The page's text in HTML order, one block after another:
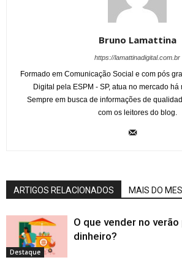
Bruno Lamattina
https://lamattinadigital.com.br
Formado em Comunicação Social e com pós
Digital pela ESPM - SP, atua no mercado
Sempre em busca de informações de
com os leitores do blog.
ARTIGOS RELACIONADOS MAIS DO
Destaque
O que vender no verão
dinheiro?